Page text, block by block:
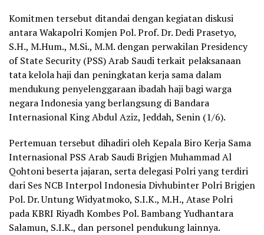
Komitmen tersebut ditandai dengan kegiatan diskusi
antara Wakapolri Komjen Pol. Prof. Dr. Dedi Prasetyo,
S.H., M.Hum., M.Si., M.M. dengan perwakilan Presidency
of State Security (PSS) Arab Saudi terkait pelaksanaan
tata kelola haji dan peningkatan kerja sama dalam
mendukung penyelenggaraan ibadah haji bagi warga
negara Indonesia yang berlangsung di Bandara
Internasional King Abdul Aziz, Jeddah, Senin (1/6).
Pertemuan tersebut dihadiri oleh Kepala Biro Kerja Sama
Internasional PSS Arab Saudi Brigjen Muhammad Al
Qohtoni beserta jajaran, serta delegasi Polri yang terdiri
dari Ses NCB Interpol Indonesia Divhubinter Polri Brigjen
Pol. Dr. Untung Widyatmoko, S.I.K., M.H., Atase Polri
pada KBRI Riyadh Kombes Pol. Bambang Yudhantara
Salamun, S.I.K., dan personel pendukung lainnya.